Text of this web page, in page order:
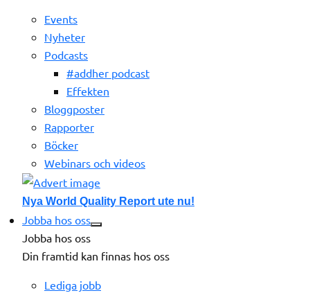
Events
Nyheter
Podcasts
#addher podcast
Effekten
Bloggposter
Rapporter
Böcker
Webinars och videos
Nya World Quality Report ute nu!
Jobba hos oss
Jobba hos oss
Din framtid kan finnas hos oss
Lediga jobb